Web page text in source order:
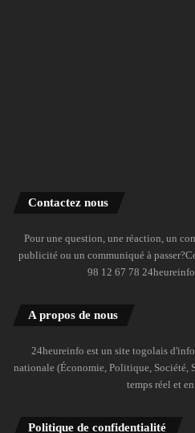
Contactez nous
Pour une question, une réaction, un
publicité ou un communiqué à
98 12 67 78
A propos de nous
24heureinfo est un site togolais
nationale (Économie, Politique, Société,
temps réel et
Politique de confidentialité